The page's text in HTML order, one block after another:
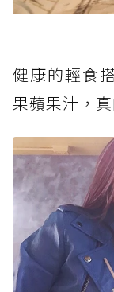
健康的輕食
果蘋果汁，